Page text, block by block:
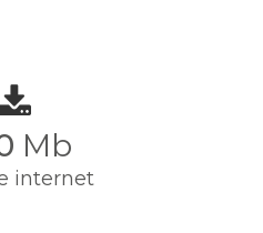
Mb
internet